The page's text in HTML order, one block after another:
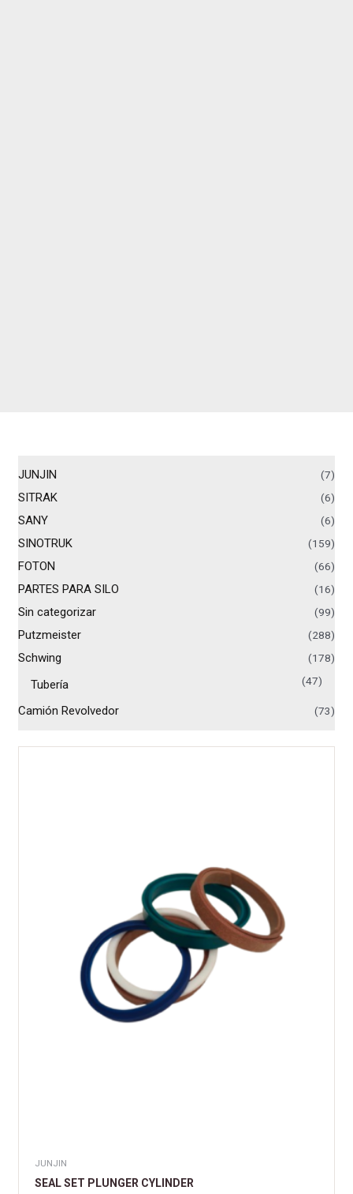
JUNJIN (7)
SITRAK (6)
SANY (6)
SINOTRUK (159)
FOTON (66)
PARTES PARA SILO (16)
Sin categorizar (99)
Putzmeister (288)
Schwing (178)
Tubería (47)
Camión Revolvedor (73)
JUNJIN
SEAL SET PLUNGER CYLINDER